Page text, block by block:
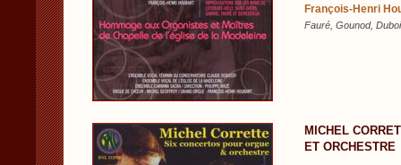
François-Henri
Fauré, Gounod,
MICHEL
ET ORCHESTRE